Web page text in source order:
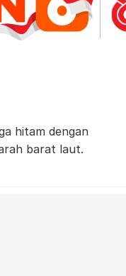
hitam dengan
barat laut.